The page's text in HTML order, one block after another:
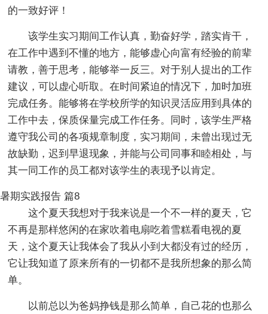
的一致好评！
该学生实习期间工作认真，勤奋好学，踏实肯干，
在工作中遇到不懂的地方，能够虚心向富有经验的前辈
请教，善于思考，能够举一反三。对于别人提出的工作
建议，可以虚心听取。在时间紧迫的情况下，加时加班
完成任务。能够将在学校所学的知识灵活应用到具体的
工作中去，保质保量完成工作任务。同时，该学生严格
遵守我公司的各项规章制度，实习期间，未曾出现过无
故缺勤，迟到早退现象，并能与公司同事和睦相处，与
其一同工作的员工都对该学生的表现予以肯定。
暑期实践报告 篇8
这个夏天我想对于我来说是一个不一样的夏天，它
不再是那样悠闲的在家吹着电扇吃着雪糕看电视的夏
天，这个夏天让我体会了我从小到大都没有过的经历，
它让我知道了原来所有的一切都不是我所想象的那么简
单。
以前总以为爸妈挣钱是那么简单，自己花的也那么